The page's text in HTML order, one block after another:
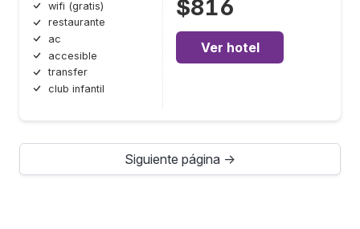
wifi (gratis)
restaurante
ac
accesible
transfer
club infantil
$816
Ver hotel
Siguiente página →